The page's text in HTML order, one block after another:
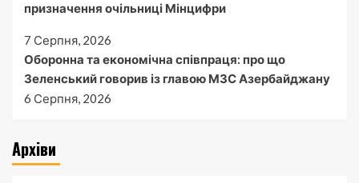
призначення очільниці Мінцифри
7 Серпня, 2026
Оборонна та економічна співпраця: про що
Зеленський говорив із главою МЗС Азербайджану
6 Серпня, 2026
Архіви